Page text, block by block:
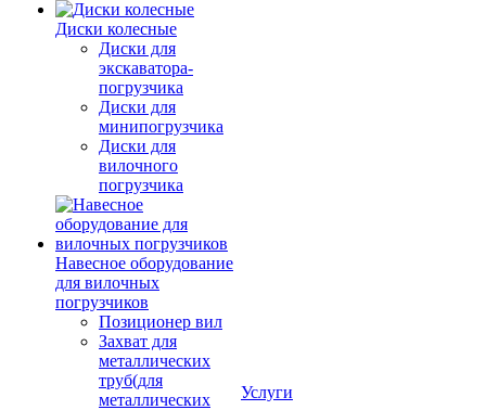
Диски колесные
Диски для
экскаватора-
погрузчика
Диски для
минипогрузчика
Диски для
вилочного
погрузчика
Навесное оборудование
для вилочных
погрузчиков
Позиционер вил
Захват для
металлических
труб(для
металлических
Услуги